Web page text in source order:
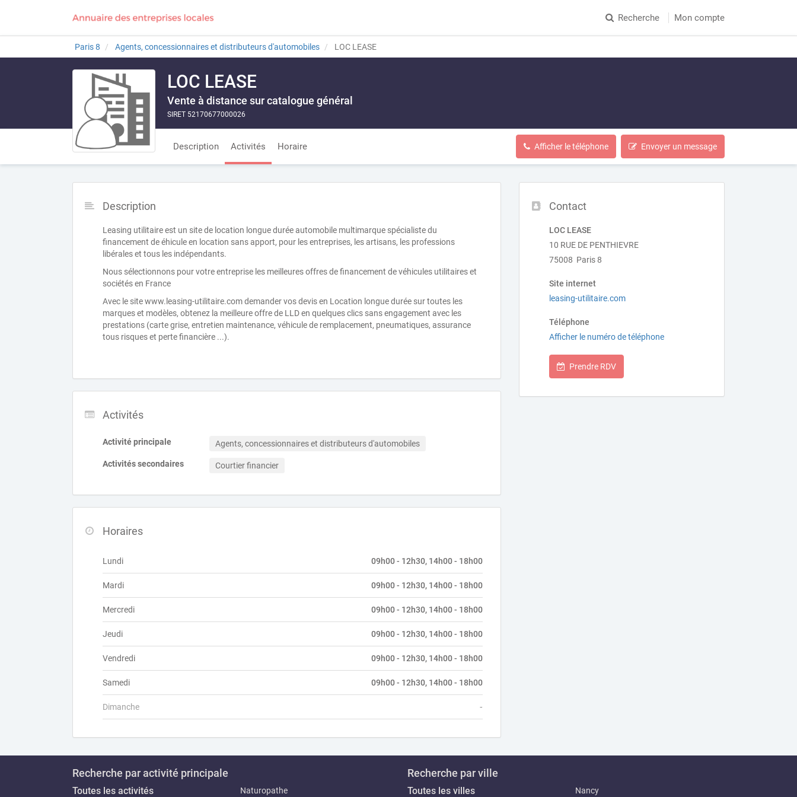
Recherche Mon compte
Paris 8 Agents, concessionnaires et distributeurs d'automobiles LOC LEASE
LOC LEASE
Vente à distance sur catalogue général
SIRET 52170677000026
Description Activités Horaire Afficher le téléphone Envoyer un message
Contact
LOC LEASE
10 RUE DE PENTHIEVRE
75008 Paris 8
Site internet
leasing-utilitaire.com
Téléphone
Afficher le numéro de téléphone
Prendre RDV
Description
Leasing utilitaire est un site de location longue durée automobile multimarque spécialiste du
financement de éhicule en location sans apport, pour les entreprises, les artisans, les professions
libérales et tous les indépendants.
Nous sélectionnons pour votre entreprise les meilleures offres de financement de véhicules utilitaires et
sociétés en France
Avec le site www.leasing-utilitaire.com demander vos devis en Location longue durée sur toutes les
marques et modèles, obtenez la meilleure offre de LLD en quelques clics sans engagement avec les
prestations (carte grise, entretien maintenance, véhicule de remplacement, pneumatiques, assurance
tous risques et perte financière ...).
Activités
Activité principale Agents, concessionnaires et distributeurs d'automobiles
Activités secondaires Courtier financier
Horaires
Lundi 09h00 - 12h30, 14h00 - 18h00
Mardi 09h00 - 12h30, 14h00 - 18h00
Mercredi 09h00 - 12h30, 14h00 - 18h00
Jeudi 09h00 - 12h30, 14h00 - 18h00
Vendredi 09h00 - 12h30, 14h00 - 18h00
Samedi 09h00 - 12h30, 14h00 - 18h00
Dimanche -
Recherche par activité principale
Toutes les activités Naturopathe
Recherche par ville
Toutes les villes Nancy